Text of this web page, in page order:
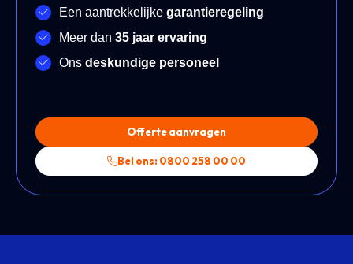
Een aantrekkelijke garantieregeling
Meer dan 35 jaar ervaring
Ons deskundige personeel
Offerte aanvragen
Bel ons: 0800 258 00 00